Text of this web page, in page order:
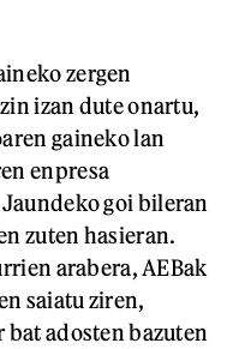
zergen
izan dute onartu,
gaineko lan
enpresa
goi bileran
zuten hasieran.
arabera, AEBak
saiatu ziren,
adosten bazuten